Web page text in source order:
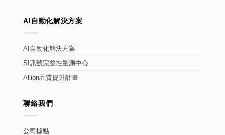
AI自動化解決方案
AI自動化解決方案
SI訊號完整性量測中心
Allion品質提升計畫
聯絡我們
公司據點